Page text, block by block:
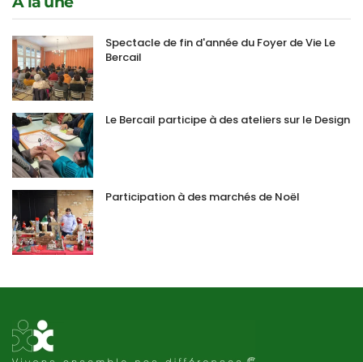
Spectacle de fin d'année du Foyer de Vie Le
Bercail
Le Bercail participe à des ateliers sur le Design
Participation à des marchés de Noël